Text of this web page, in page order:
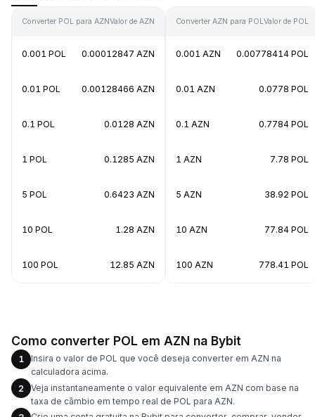
Converter POL para AZNValor de AZN
0.001 POL 0.00012847 AZN
0.01 POL 0.00128466 AZN
0.1 POL 0.0128 AZN
1 POL 0.1285 AZN
5 POL 0.6423 AZN
10 POL 1.28 AZN
100 POL 12.85 AZN
Converter AZN para POL Valor de POL
0.001 AZN 0.00778414 POL
0.01 AZN 0.0778 POL
0.1 AZN 0.7784 POL
1 AZN 7.78 POL
5 AZN 38.92 POL
10 AZN 77.84 POL
100 AZN 778.41 POL
Como converter POL em AZN na Bybit
1
Insira o valor de POL que você deseja converter em AZN na
calculadora acima.
2
Veja instantaneamente o valor equivalente em AZN com base na
taxa de câmbio em tempo real de POL para AZN.